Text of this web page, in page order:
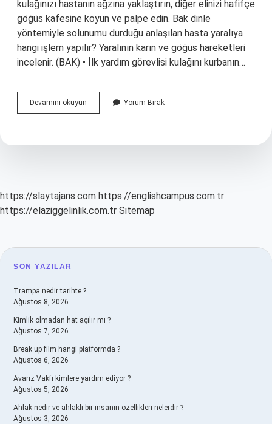
kulağınızı hastanın ağzına yaklaştırın, diğer elinizi hafifçe
göğüs kafesine koyun ve palpe edin. Bak dinle
yöntemiyle solunumu durduğu anlaşılan hasta yaralıya
hangi işlem yapılır? Yaralının karın ve göğüs hareketleri
incelenir. (BAK) • İlk yardım görevlisi kulağını kurbanın…
Devamını okuyun
Dinle
Ile
Yorum Bırak
https://slaytajans.com https://englishcampus.com.tr
https://elaziggelinlik.com.tr Sitemap
SIDEBAR
SON YAZILAR
Trampa nedir tarihte ?
Ağustos 8, 2026
Kimlik olmadan hat açılır mı ?
Ağustos 7, 2026
Break up film hangi platformda ?
Ağustos 6, 2026
Avarız Vakfı kimlere yardım ediyor ?
Ağustos 5, 2026
Ahlak nedir ve ahlaklı bir insanın özellikleri nelerdir ?
Ağustos 3, 2026